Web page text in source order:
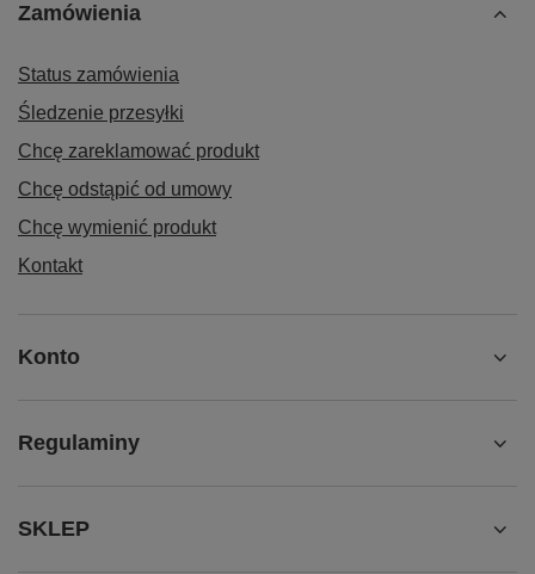
Zamówienia
Status zamówienia
Śledzenie przesyłki
Chcę zareklamować produkt
Chcę odstąpić od umowy
Chcę wymienić produkt
Kontakt
Konto
Regulaminy
SKLEP